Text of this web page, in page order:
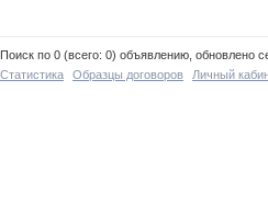
Поиск по 0 (всего: 0) объявлению, обновлено
Статистика
Образцы договоров Личный